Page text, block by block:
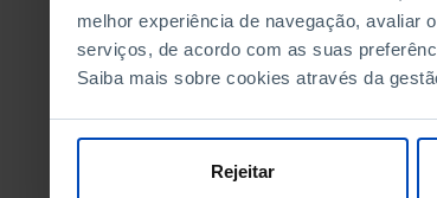
melhor experiência de navegação, avaliar
serviços, de acordo com as suas
Saiba mais sobre cookies através da
Rejeitar
1973
1974
1975
1977
1978